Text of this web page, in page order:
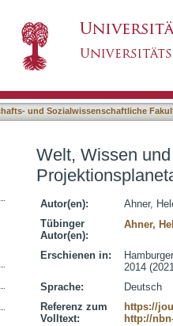
und Sozialwissenschaftliche
Welt, Wissen
Autor(en):
Ahner,
Tübinger
Autor(en):
Ahner,
Erschienen in:
2014
Sprache:
Deutsch
Referenz zum
Volltext:
https://
http://